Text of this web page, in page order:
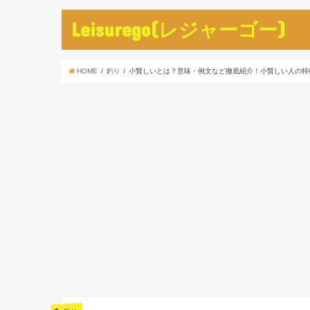
Leisurego(レジャーゴー)
HOME 釣り 小賢しいとは？意味・例文など徹底紹介！小賢しい人の特